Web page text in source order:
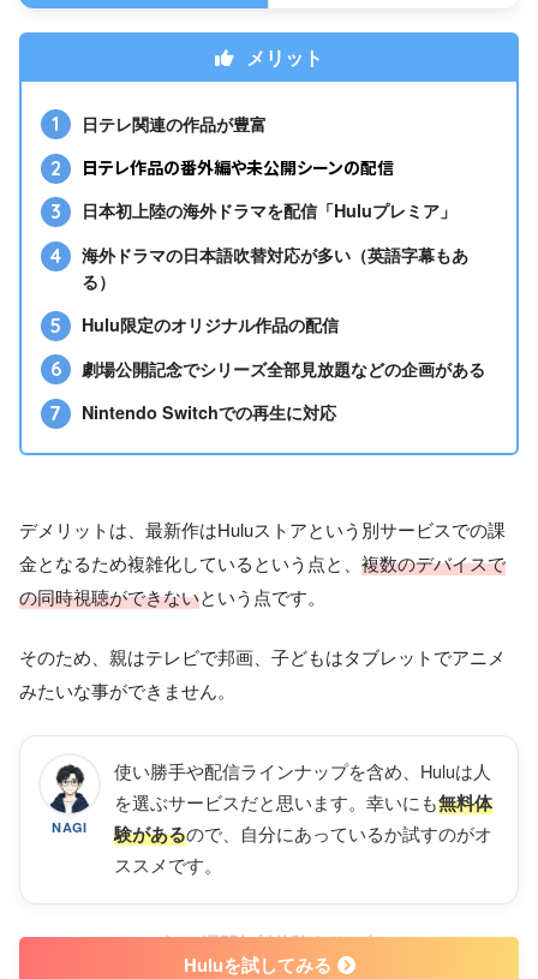
同時再生可能
1台
支払い方法
キャリア決済
PayPay
LINE Pay
PayPal
Google Play決済
Amazonアプリ内決済
対応デバイス
Windows / Mac
iPhone/iPad/iPod Touch
fire TV
Apple TV
スマートテレビ
PS4/5
公式サイト https://www.hulu.jp/
メリット
日テレ関連の作品が豊富
日テレ作品の番外編や未公開シーンの配信
日本初上陸の海外ドラマを配信「Huluプレミア」
海外ドラマの日本語吹替対応が多い（英語字幕もあ
る）
Hulu限定のオリジナル作品の配信
劇場公開記念でシリーズ全部見放題などの企画がある
Nintendo Switchでの再生に対応
デメリットは、最新作はHuluストアという別サービスでの課
金となるため複雑化しているという点と、 複数のデバイスで
の同時視聴ができないという点です。
そのため、親はテレビで邦画、子どもはタブレットでアニメ
みたいな事ができません。
NAGI
使い勝手や配信ラインナップを含め、Huluは人
を選ぶサービスだと思います。幸いにも無料体
験があるので、自分にあっているか試すのがオ
ススメです。
2週間無料体験あり
Huluを試してみる